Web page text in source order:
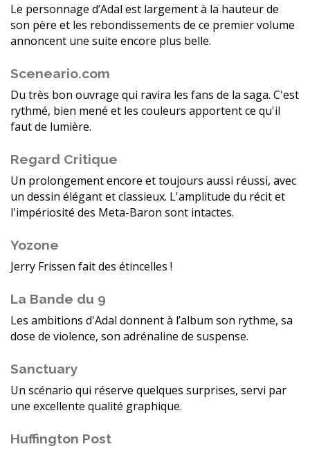
Le personnage d’Adal est largement à la hauteur de
son père et les rebondissements de ce premier volume
annoncent une suite encore plus belle.
Sceneario.com
Du très bon ouvrage qui ravira les fans de la saga. C'est
rythmé, bien mené et les couleurs apportent ce qu'il
faut de lumière.
Regard Critique
Un prolongement encore et toujours aussi réussi, avec
un dessin élégant et classieux. L'amplitude du récit et
l'impériosité des Meta-Baron sont intactes.
Yozone
Jerry Frissen fait des étincelles !
La Bande du 9
Les ambitions d'Adal donnent à l’album son rythme, sa
dose de violence, son adrénaline de suspense.
Sanctuary
Un scénario qui réserve quelques surprises, servi par
une excellente qualité graphique.
Huffington Post